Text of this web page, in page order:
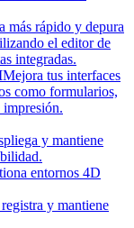
más rápido y depura
el editor de
integradas.
Mejora tus interfaces
como formularios,
impresión.
y mantiene
entornos 4D
y mantiene